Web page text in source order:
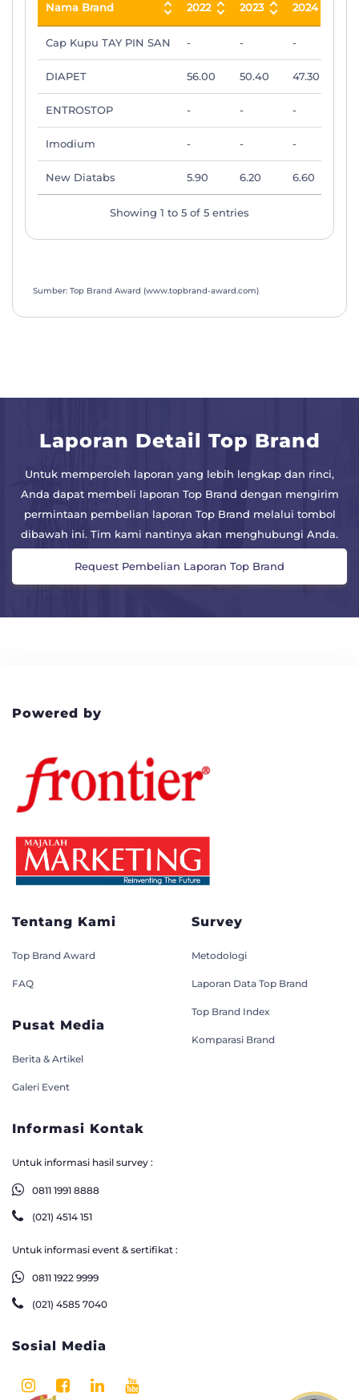
Nama Brand 2022 2023 2024
Nama Brand
Cap Kupu TAY PIN SAN - - -
DIAPET 56.00 50.40 47.30
ENTROSTOP - - -
Imodium - - -
New Diatabs 5.90 6.20 6.60
Showing 1 to 5 of 5 entries
Sumber: Top Brand Award (www.topbrand-award.com)
Laporan Detail Top Brand
Untuk memperoleh laporan yang lebih lengkap dan rinci,
Anda dapat membeli laporan Top Brand dengan mengirim
permintaan pembelian laporan Top Brand melalui tombol
dibawah ini. Tim kami nantinya akan menghubungi Anda.
Request Pembelian Laporan Top Brand
Powered by
Tentang Kami
Top Brand Award
FAQ
Pusat Media
Berita & Artikel
Galeri Event
Survey
Metodologi
Laporan Data Top Brand
Top Brand Index
Komparasi Brand
Informasi Kontak
Untuk informasi hasil survey :
0811 1991 8888
(021) 4514 151
Untuk informasi event & sertifikat :
0811 1922 9999
(021) 4585 7040
Sosial Media